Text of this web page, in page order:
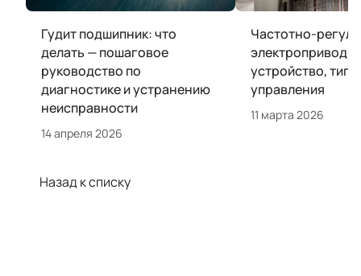
Гудит подшипник: что
делать — пошаговое
руководство по
диагностике и устранению
неисправности
14 апреля 2026
Частотно-
электропривод:
устройство,
управления
11 марта 2026
Назад к списку